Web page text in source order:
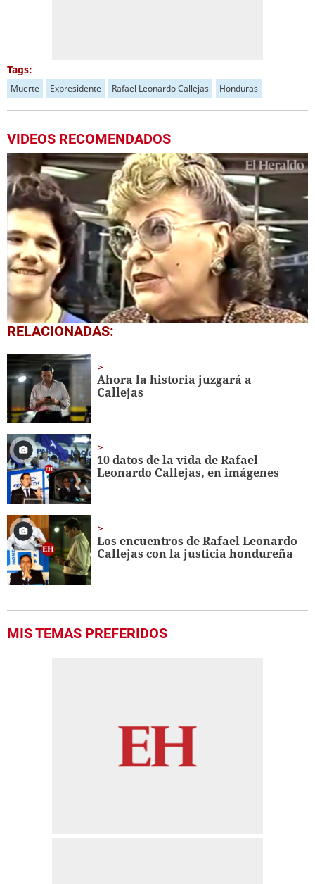
Tags:
Muerte Expresidente Rafael Leonardo Callejas Honduras
VIDEOS RECOMENDADOS
0
seconds
minutes,
16
seconds
RELACIONADAS:
Ahora la historia juzgará a
Callejas
10 datos de la vida de Rafael
Leonardo Callejas, en imágenes
Los encuentros de Rafael Leonardo
Callejas con la justicia hondureña
MIS TEMAS PREFERIDOS